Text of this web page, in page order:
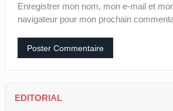
Enregistrer mon nom, mon e-mail et
navigateur pour mon prochain
EDITORIAL